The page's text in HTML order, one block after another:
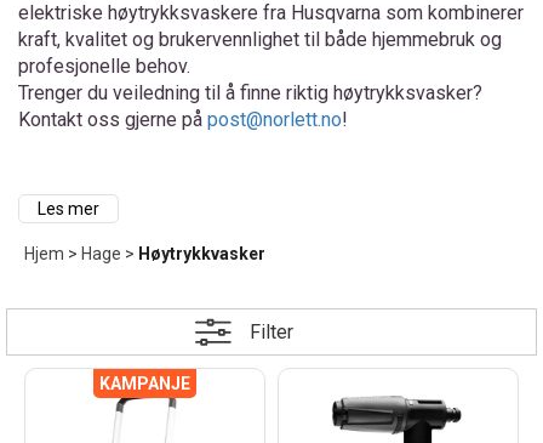
elektriske høytrykksvaskere fra Husqvarna som kombinerer
kraft, kvalitet og brukervennlighet til både hjemmebruk og
profesjonelle behov.
Trenger du veiledning til å finne riktig høytrykksvasker?
Kontakt oss gjerne på post@norlett.no!
Effektiv rengjøring med riktig
En høytrykksvasker gir deg en kraftig, effektiv og vannbesparende
måte å rengjøre alt fra fasader til hagemøbler. Husqvarna sine
modeller er kjent for brukervennlighet, robust design og
fleksibilitet. En mindre modell passer til lettere oppgaver som
Les mer
Hjem>Hage> Høytrykkvasker
Filter